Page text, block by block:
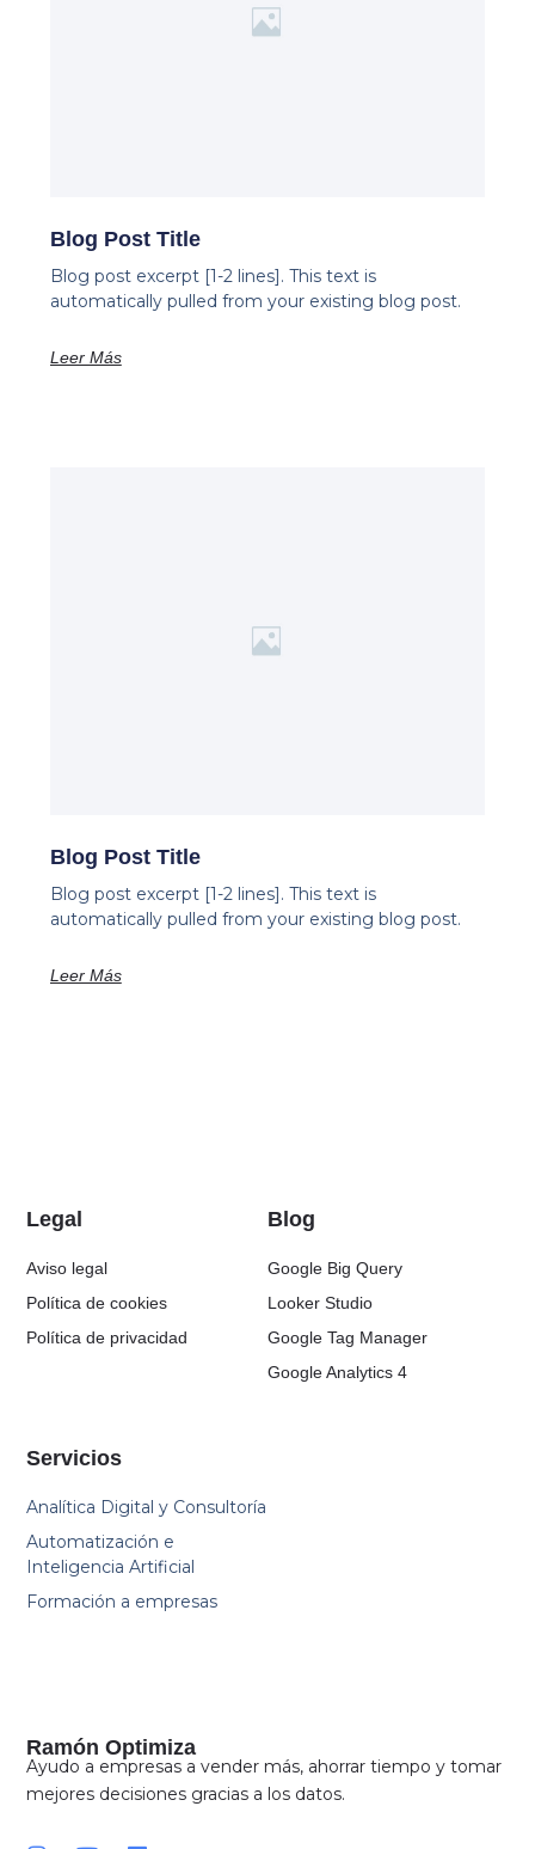
Blog Post Title
Blog post excerpt [1-2 lines]. This text is
automatically pulled from your existing blog post.
Leer Más
Blog Post Title
Blog post excerpt [1-2 lines]. This text is
automatically pulled from your existing blog post.
Leer Más
Ramón Optimiza
Ayudo a empresas a vender más, ahorrar tiempo y tomar
mejores decisiones gracias a los datos.
Servicios
Analítica Digital y Consultoría
Automatización e
Inteligencia Artificial
Formación a empresas
Blog
Google Big Query
Looker Studio
Google Tag Manager
Google Analytics 4
Legal
Aviso legal
Política de cookies
Política de privacidad